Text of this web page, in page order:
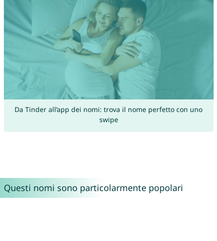
Da Tinder all’app dei nomi: trova il nome perfetto con uno
swipe
Questi nomi sono particolarmente popolari